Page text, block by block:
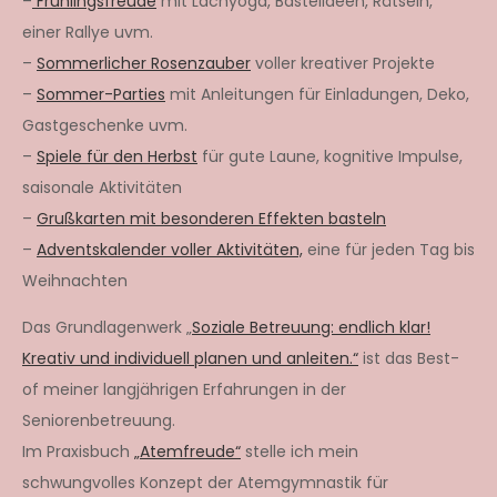
einer Rallye uvm.
– Sommerlicher Rosenzauber voller kreativer Projekte
– Sommer-Parties mit Anleitungen für Einladungen, Deko,
Gastgeschenke uvm.
– Spiele für den Herbst für gute Laune, kognitive Impulse,
saisonale Aktivitäten
– Grußkarten mit besonderen Effekten basteln
– Adventskalender voller Aktivitäten, eine für jeden Tag bis
Weihnachten
Das Grundlagenwerk „Soziale Betreuung: endlich klar!
Kreativ und individuell planen und anleiten.“ ist das Best-
of meiner langjährigen Erfahrungen in der
Seniorenbetreuung.
Im Praxisbuch „Atemfreude“ stelle ich mein
schwungvolles Konzept der Atemgymnastik für